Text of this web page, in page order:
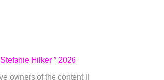
Hilker ° 2026
owners of the content ||